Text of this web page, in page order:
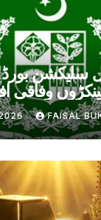
سلیکشن بورڈ
وفاقی
FAISAL